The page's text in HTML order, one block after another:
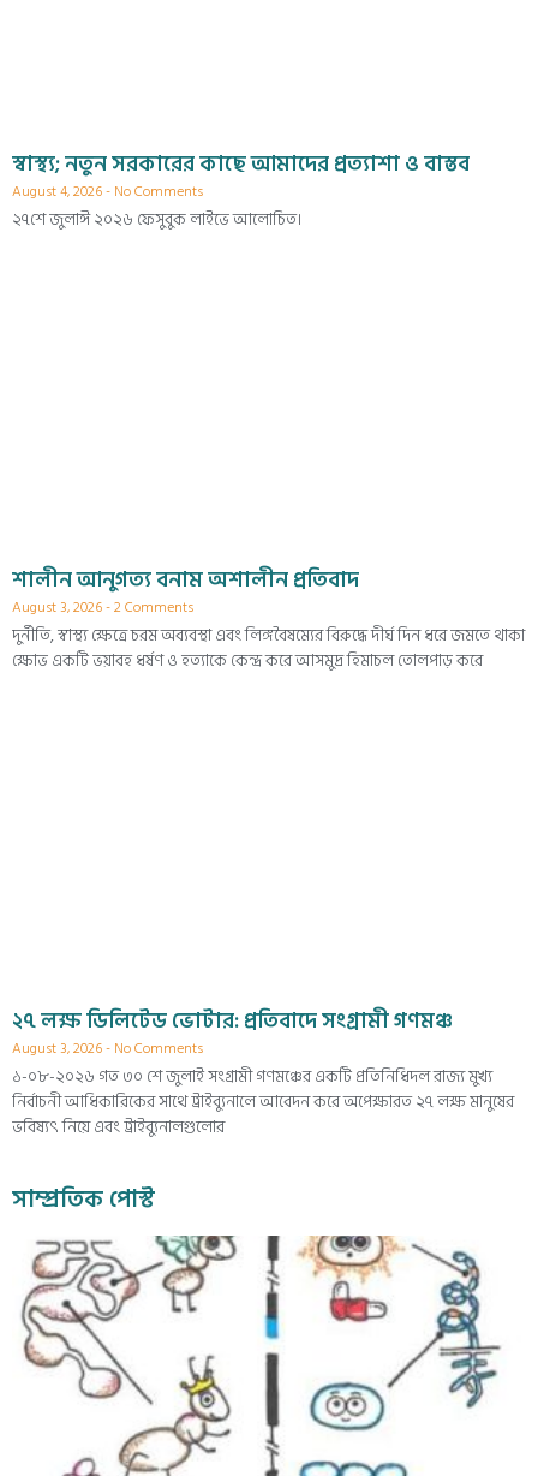
স্বাস্থ্য; নতুন সরকারের কাছে আমাদের প্রত্যাশা ও বাস্তব
August 4, 2026 No Comments
২৭শে জুলাঈ ২০২৬ ফেসুবুক লাইভে আলোচিত।
শালীন আনুগত্য বনাম অশালীন প্রতিবাদ
August 3, 2026 2 Comments
দুর্নীতি, স্বাস্থ্য ক্ষেত্রে চরম অব্যবস্থা এবং লিঙ্গবৈষম্যের বিরুদ্ধে দীর্ঘ দিন ধরে জমতে থাকা
ক্ষোভ একটি ভয়াবহ ধর্ষণ ও হত্যাকে কেন্দ্র করে আসমুদ্র হিমাচল তোলপাড় করে
২৭ লক্ষ ডিলিটেড ভোটার: প্রতিবাদে সংগ্রামী গণমঞ্চ
August 3, 2026 No Comments
১-০৮-২০২৬ গত ৩০ শে জুলাই সংগ্রামী গণমঞ্চের একটি প্রতিনিধিদল রাজ্য মুখ্য
নির্বাচনী আধিকারিকের সাথে ট্রাইব্যুনালে আবেদন করে অপেক্ষারত ২৭ লক্ষ মানুষের
ভবিষ্যৎ নিয়ে এবং ট্রাইব্যুনালগুলোর
সাম্প্রতিক পোস্ট